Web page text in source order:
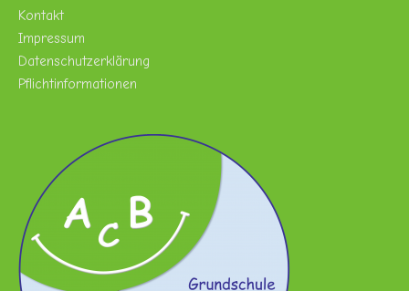
Kontakt
Impressum
Datenschutzerklärung
Pflichtinformationen